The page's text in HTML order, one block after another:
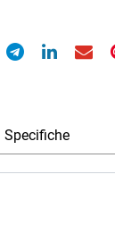
Specifiche